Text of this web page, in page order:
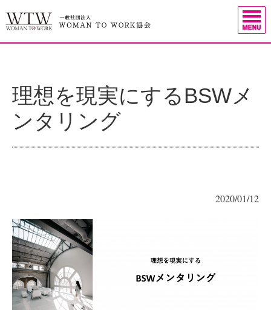
理想を現実にするBSWメ
ンタリング
2020/01/12